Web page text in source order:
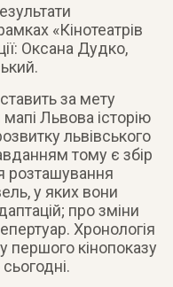
«Кінотеатрів
Оксана Дудко,
за мету
мапі Львова історію
львівського
тому є збір
розташування
у яких вони
про зміни
Хронологія
першого кінопоказу